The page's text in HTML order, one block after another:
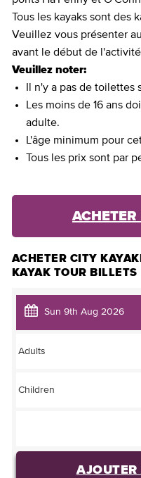
Tous les kayaks sont des
Veuillez vous présenter
avant le début de
Veuillez noter:
Il n'y a pas de toilettes
Les moins de 16 ans
adulte.
L'âge minimum pour
Tous les prix sont par
ACHETER
ACHETER CITY
KAYAK TOUR BILLETS
Adults
Children
AJOUTER